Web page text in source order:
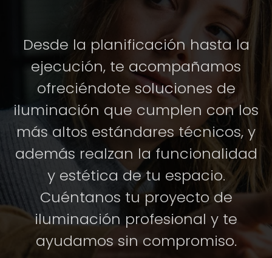
Desde la planificación hasta la
ejecución, te acompañamos
ofreciéndote soluciones de
iluminación que cumplen con los
más altos estándares técnicos, y
además realzan la funcionalidad
y estética de tu espacio.
Cuéntanos tu proyecto de
iluminación profesional y te
ayudamos sin compromiso.